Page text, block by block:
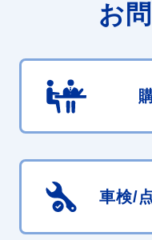
お
車検/